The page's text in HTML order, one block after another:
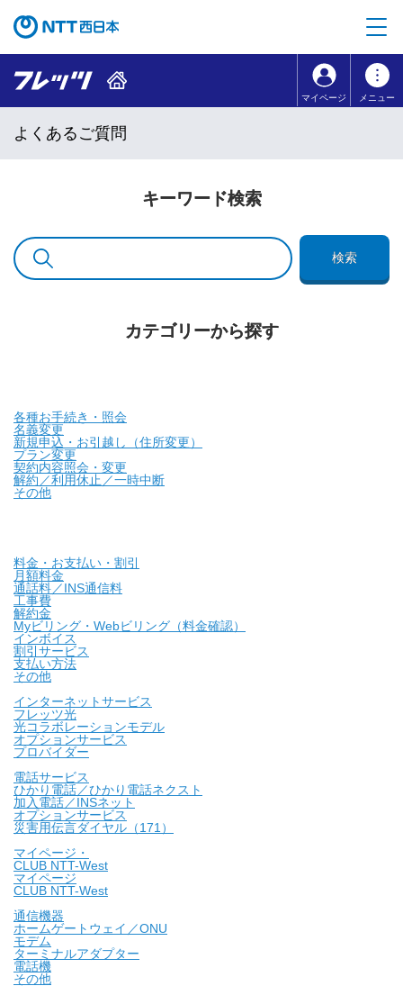
コンテンツのリンクナビゲーションへ移動
マイページ メニュー
よくあるご質問
キーワード検索
検索
カテゴリーから探す
各種お手続き・照会
名義変更
新規申込・お引越し（住所変更）
プラン変更
契約内容照会・変更
解約／利用休止／一時中断
その他
料金・お支払い・割引
月額料金
通話料／INS通信料
工事費
解約金
Myビリング・Webビリング（料金確認）
インボイス
割引サービス
支払い方法
その他
インターネットサービス
フレッツ光
光コラボレーションモデル
オプションサービス
プロバイダー
電話サービス
ひかり電話／ひかり電話ネクスト
加入電話／INSネット
オプションサービス
災害用伝言ダイヤル（171）
マイページ・
CLUB NTT-West
マイページ
CLUB NTT-West
通信機器
ホームゲートウェイ／ONU
モデム
ターミナルアダプター
電話機
その他